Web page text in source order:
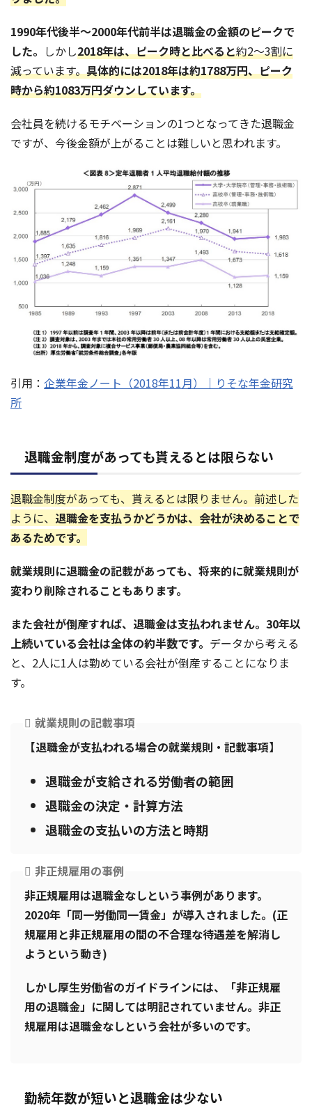
1990年代後半～2000年代前半は退職金の金額のピークで
した。 しかし2018年は、ピーク時と比べると約2〜3割に
減っています。具体的には2018年は約1788万円、ピーク
時から約1083万円ダウンしています。
会社員を続けるモチベーションの1つとなってきた退職金
ですが、今後金額が上がることは難しいと思われます。
引用： 企業年金ノート（2018年11月）｜りそな年金研究
所
退職金制度があっても貰えるとは限らない
退職金制度があっても、貰えるとは限りません。前述した
ように、 退職金を支払うかどうかは、会社が決めることで
あるためです。
就業規則に退職金の記載があっても、将来的に就業規則が
変わり削除されることもあります。
また会社が倒産すれば、退職金は支払われません。30年以
上続いている会社は全体の約半数です。 データから考える
と、2人に1人は勤めている会社が倒産することになりま
す。
就業規則の記載事項
【退職金が支払われる場合の就業規則・記載事項】
退職金が支給される労働者の範囲
退職金の決定・計算方法
退職金の支払いの方法と時期
非正規雇用の事例
非正規雇用は退職金なしという事例があります。
2020年「同一労働同一賃金」が導入されました。(正
規雇用と非正規雇用の間の不合理な待遇差を解消し
ようという動き)
しかし厚生労働省のガイドラインには、「非正規雇
用の退職金」に関しては明記されていません。非正
規雇用は退職金なしという会社が多いのです。
勤続年数が短いと退職金は少ない